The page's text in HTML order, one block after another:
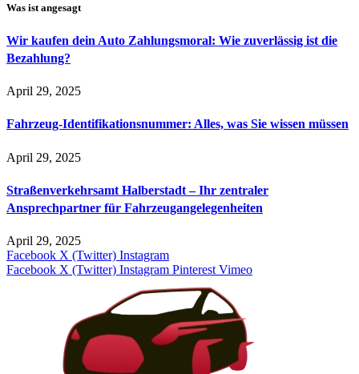
Was ist angesagt
Wir kaufen dein Auto Zahlungsmoral: Wie zuverlässig ist die
Bezahlung?
April 29, 2025
Fahrzeug-Identifikationsnummer: Alles, was Sie wissen müssen
April 29, 2025
Straßenverkehrsamt Halberstadt – Ihr zentraler
Ansprechpartner für Fahrzeugangelegenheiten​
April 29, 2025
Facebook X (Twitter) Instagram
Facebook X (Twitter) Instagram Pinterest Vimeo